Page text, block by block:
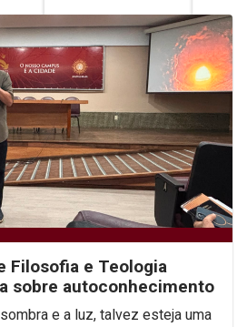
Filosofia e Teologia
sobre autoconhecimento
e a luz, talvez esteja uma